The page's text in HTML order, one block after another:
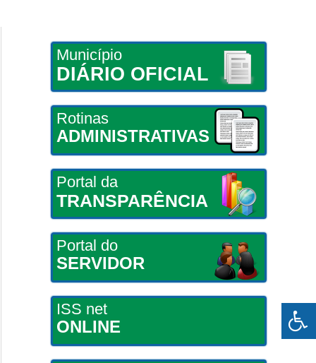
Município
DIÁRIO OFICIAL
Rotinas
ADMINISTRATIVAS
Portal da
TRANSPARÊNCIA
Portal do
SERVIDOR
ISS net
ONLINE